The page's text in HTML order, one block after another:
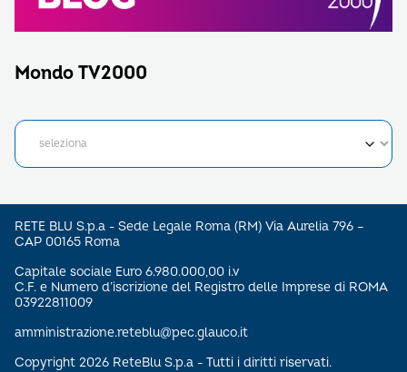
Mondo TV2000
RETE BLU S.p.a - Sede Legale Roma (RM) Via Aurelia 796 –
CAP 00165 Roma
Capitale sociale Euro 6.980.000,00 i.v
C.F. e Numero d’iscrizione del Registro delle Imprese di ROMA
03922811009
amministrazione.reteblu@pec.glauco.it
Copyright 2026 ReteBlu S.p.a - Tutti i diritti riservati.